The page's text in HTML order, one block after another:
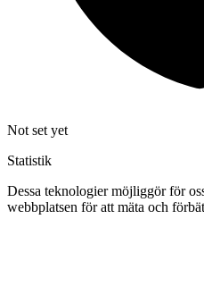
Not set yet
Statistik
Dessa teknologier möjliggör för
webbplatsen för att mäta och